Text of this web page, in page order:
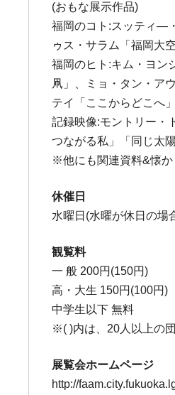
(おもな展示作品)
福岡のコト:スッティ―
ゥス・サラム「福岡大
福岡のヒト:キム・ヨン
凧」、ミョ・タン・ア
テイ「ここからどこへ
記録映像:モントリー・
つながる私」「同じ太
※他にも関連資料&懐か
休催日
水曜日(水曜が休日の場
観覧料
一 般 200円(150円)
高・大生 150円(100円)
中学生以下 無料
※( )内は、20人以上の
展覧会ホームページ
http://